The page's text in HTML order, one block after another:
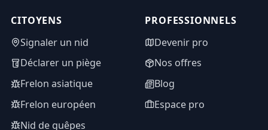
CITOYENS
Signaler un nid
Déclarer un piège
Frelon asiatique
Frelon européen
Nid de guêpes
PROFESSIONNELS
Devenir pro
Nos offres
Blog
Espace pro